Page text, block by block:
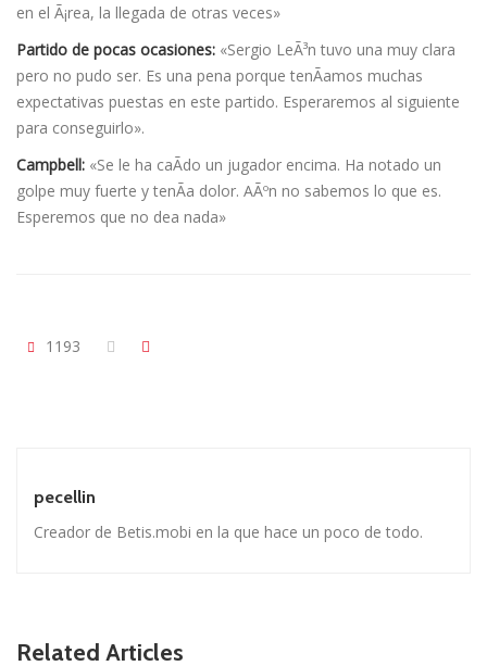
en el Ã¡rea, la llegada de otras veces»
Partido de pocas ocasiones: «Sergio LeÃ³n tuvo una muy clara
pero no pudo ser. Es una pena porque tenÃ­amos muchas
expectativas puestas en este partido. Esperaremos al siguiente
para conseguirlo».
Campbell: «Se le ha caÃ­do un jugador encima. Ha notado un
golpe muy fuerte y tenÃ­a dolor. AÃºn no sabemos lo que es.
Esperemos que no dea nada»
1193
pecellin
Creador de Betis.mobi en la que hace un poco de todo.
Related Articles